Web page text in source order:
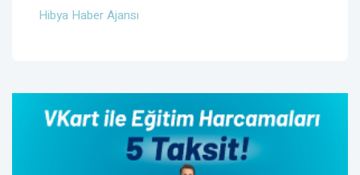
Hibya Haber Ajansı